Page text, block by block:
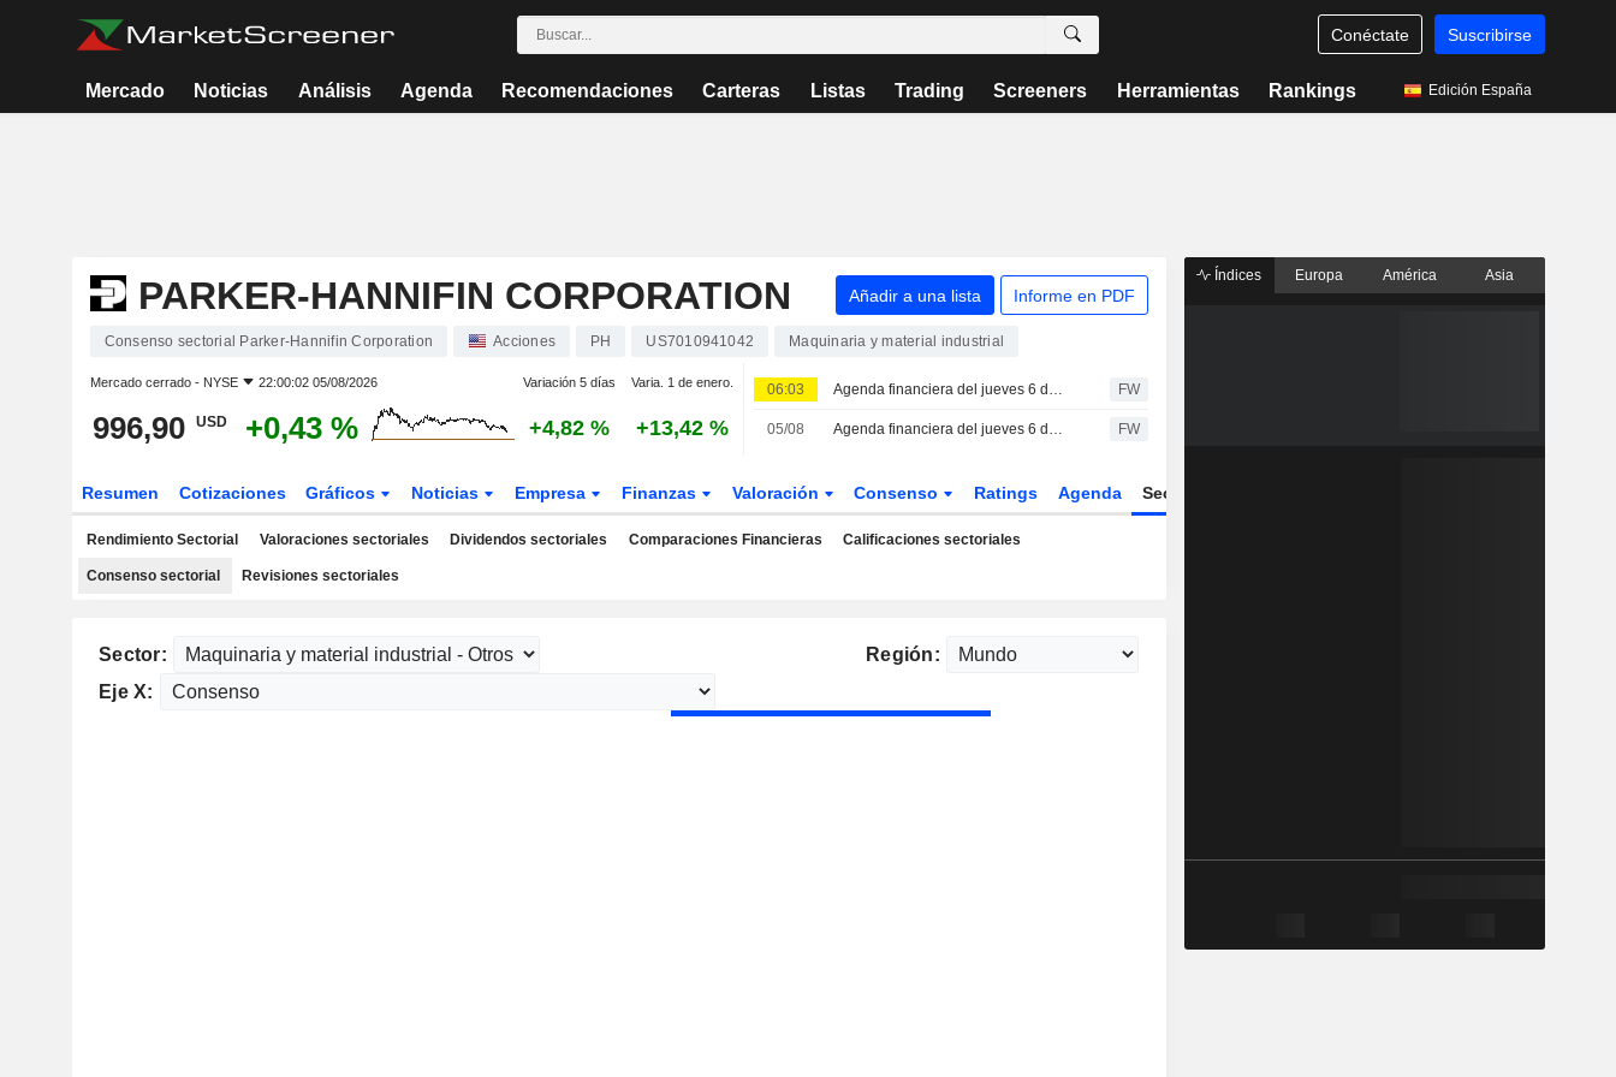
Conéctate Suscribirse
Mercado Noticias Análisis Agenda Recomendaciones Carteras Listas Trading Screeners Herramientas Rankings Edición España
PARKER-HANNIFIN CORPORATION Añadir a una lista Informe en PDF
Consenso sectorial Parker-Hannifin Corporation Acciones PH US7010941042 Maquinaria y material industrial
Mercado cerrado - NYSE 22:00:02 05/08/2026 Variación 5 días Varia. 1 de enero.
996,90 USD +0,43 % +4,82 % +13,42 %
06:03 Agenda financiera del jueves 6 de agosto FW
05/08 Agenda financiera del jueves 6 de agosto FW
Resumen Cotizaciones Gráficos Noticias Empresa Finanzas Valoración Consenso Ratings Agenda Sector
Rendimiento Sectorial Valoraciones sectoriales Dividendos sectoriales Comparaciones Financieras Calificaciones sectoriales
Consenso sectorial Revisiones sectoriales
Sector:
Región:
Eje X:
Índices Europa América Asia